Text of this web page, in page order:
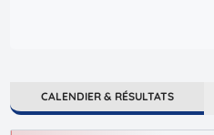
CALENDIER & RÉSULTATS